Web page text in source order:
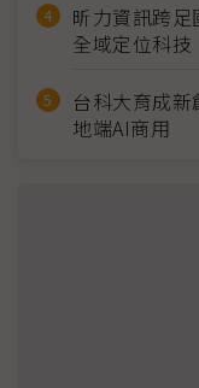
昕力資訊跨
全域定位科技
台科大育成新
地端AI商用